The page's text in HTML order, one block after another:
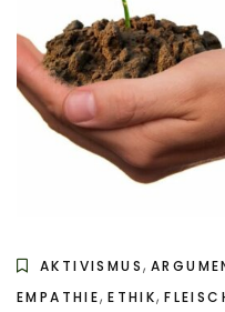
AKTIVISMUS,
EMPATHIE,ETHIK,